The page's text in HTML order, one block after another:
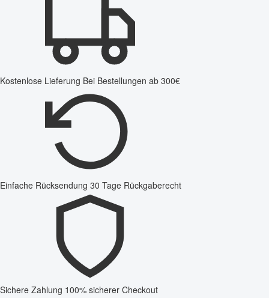
Kostenlose Lieferung Bei Bestellungen ab 300€
Einfache Rücksendung 30 Tage Rückgaberecht
Sichere Zahlung 100% sicherer Checkout